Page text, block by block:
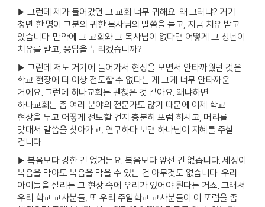
▶ 그런데 제가 들어갔던 그 교회 너무 귀해요. 왜 그러냐? 거기
청년 한 명이 그분의 귀한 목사님의 말씀을 듣고, 지금 치유 받고
있습니다. 만약에 그 교회와 그 목사님이 없다면 어떻게 그 청년이
치유를 받고, 응답을 누리겠습니까?
▶ 그런데 저도 거기에 들어가서 현장을 보면서 안타까웠던 것은
학교 현장에 더 이상 전도할 수 없다는 게 그게 너무 안타까운
거에요. 그런데 하나교회는 괜찮은 것 같아요. 왜냐하면
하나교회는 좀 여러 분야의 전문가도 많기 때문에 이제 학교
현장을 두고 어떻게 전도할 건지 충분히 포럼 하시고, 머리를
맞대서 말씀을 찾아가고, 연구하다 보면 하나님이 지혜를 주실
겁니다.
▶ 복음보다 강한 건 없거든요. 복음보다 앞선 건 없습니다. 세상이
복음을 막아도 복음을 막을 수 있는 건 아무것도 없습니다. 우리
아이들을 살리는 그 현장 속에 우리가 있어야 된다는 거죠. 그래서
우리 학교 교사분들, 또 우리 주일학교 교사분들이 이 포럼을 좀